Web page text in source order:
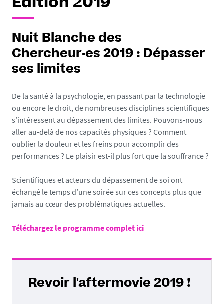
Édition 2019
Nuit Blanche des
Chercheur·es 2019 : Dépasser
ses limites
De la santé à la psychologie, en passant par la technologie
ou encore le droit, de nombreuses disciplines scientifiques
s’intéressent au dépassement des limites. Pouvons-nous
aller au-delà de nos capacités physiques ? Comment
oublier la douleur et les freins pour accomplir des
performances ? Le plaisir est-il plus fort que la souffrance ?
Scientifiques et acteurs du dépassement de soi ont
échangé le temps d’une soirée sur ces concepts plus que
jamais au cœur des problématiques actuelles.
Téléchargez le programme complet ici
Revoir l'aftermovie 2019 !